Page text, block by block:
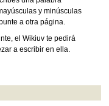
y minúsculas
a otra página.
el Wikiuv te pedirá
a escribir en ella.